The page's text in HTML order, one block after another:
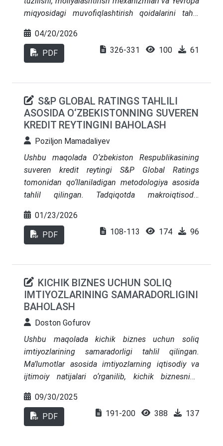
miqyosidagi muvofiqlashtirish qoidalarini tahlil
tizimini mustaqil ravishda shakllantirish huquqiga
ega boʻlsa-da, Yevropa Ittifoqi fuqarolarining erkin
harakatlanishi va ijtimoiy huquqlarini himoya qilish
xarajatlarining YaIMdagi ulushi, asosiy yoʻnalishlar
hamda turli ijtimoiy modellar taqqoslanadi.
Tadqiqot natijalari shuni koʻrsatadiki, YI
mamlakatlarida ijtimoiy sugʻurta tizimi aholini
mexanizmi boʻlib, ammo aholining qarishi va
moliyaviy bosimlar tufayli doimiy islohotlarni talab
etadi.
04/20/2026
PDF 326-331 100 61
S&P GLOBAL RATINGS TAHLILI
ASOSIDA O‘ZBEKISTONNING SUVEREN
KREDIT REYTINGINI BAHOLASH
Poziljon Mamadaliyev
Ushbu maqolada O‘zbekiston Respublikasining
suveren kredit reytingi S&P Global Ratings
tomonidan qo‘llaniladigan metodologiya asosida
tahlil qilingan. Tadqiqotda makroiqtisodiy
tashqi sektor ko‘rsatkichlari va oltin-valyuta
zaxiralari reyting shakllanishiga ta’sir etuvchi
asosiy omillar sifatida o‘rganilgan. Statistik
hajmi reytingni qo‘llab-quvvatlayotganini
ko‘rsatmoqda. Shu bilan birga, tashqi qarzning
yuqori ulushi, to’lov balansi taqchilligi va global
xatarlar reyting barqarorligi uchun muhim cheklov
01/23/2026
PDF 108-113 174 96
KICHIK BIZNES UCHUN SOLIQ
IMTIYOZLARINING SAMARADORLIGINI
BAHOLASH
Doston Gofurov
Ushbu maqolada kichik biznes uchun soliq
imtiyozlarining samaradorligi tahlil qilingan.
Ma’lumotlar asosida imtiyozlarning iqtisodiy va
ijtimoiy natijalari o‘rganilib, kichik biznesning
o‘rni, yangi tashkil etilgan korxonalar soni va
bandlik darajasi kabi ko‘rsatkichlar asosida
baholash amalga oshirilgan. Tahlillar shuni
09/30/2025
PDF 191-200 388 137